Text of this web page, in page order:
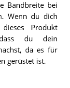
Bandbreite bei
Wenn du dich
Produkt
du dein
da es für
gerüstet ist.